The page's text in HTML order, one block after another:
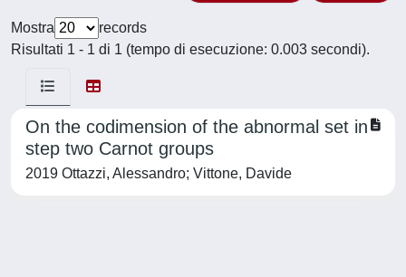
Mostra
records
Risultati 1 - 1 di 1 (tempo di esecuzione: 0.003 secondi).
On the codimension of the abnormal set in
step two Carnot groups
2019 Ottazzi, Alessandro; Vittone, Davide